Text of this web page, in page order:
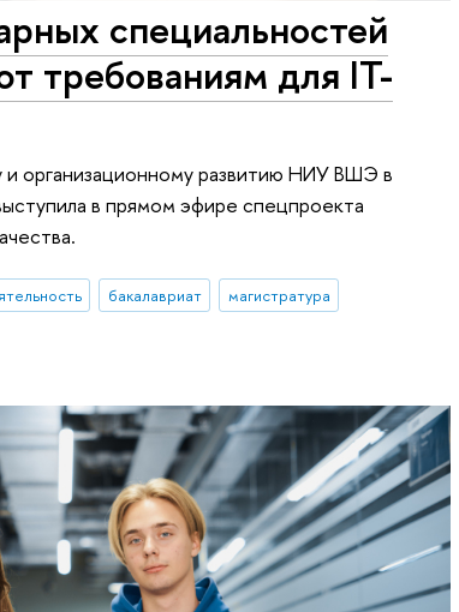
специальностей
требованиям для IT-
и организационному развитию НИУ ВШЭ в
в прямом эфире спецпроекта
бакалавриат
магистратура